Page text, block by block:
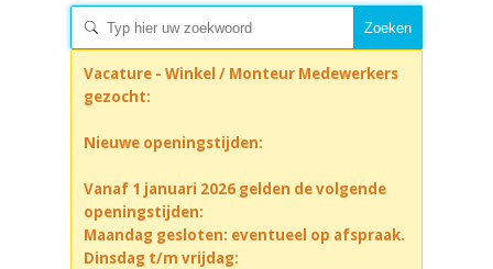
Vacature - Winkel / Monteur Medewerkers
gezocht:
Nieuwe openingstijden:
Vanaf 1 januari 2026 gelden de volgende
openingstijden:
Maandag gesloten: eventueel op afspraak.
Dinsdag t/m vrijdag: